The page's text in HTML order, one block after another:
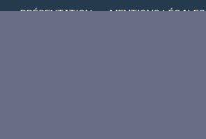
PRÉSENTATION MENTIONS LÉGALES